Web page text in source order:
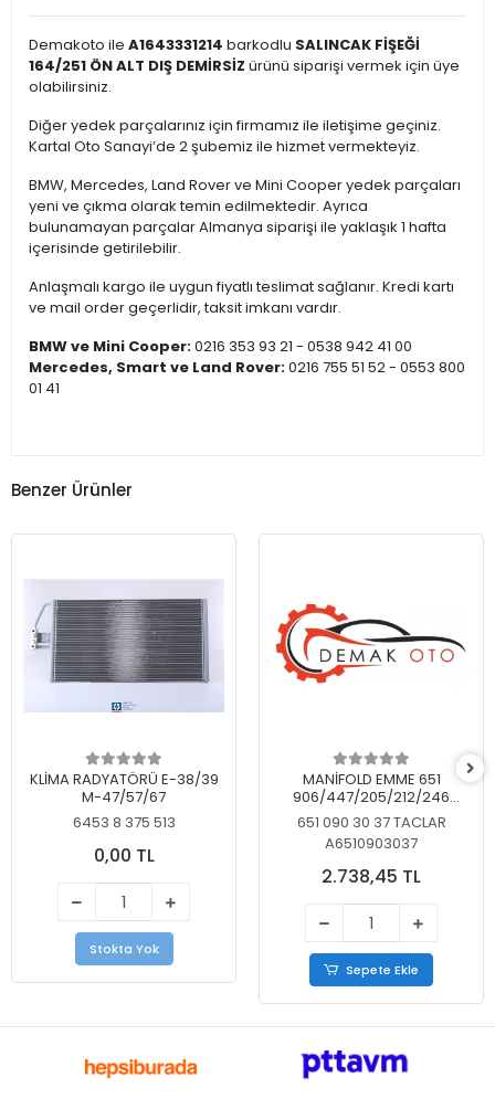
Demakoto ile A1643331214 barkodlu SALINCAK FİŞEĞİ
164/251 ÖN ALT DIŞ DEMİRSİZ ürünü siparişi vermek için üye
olabilirsiniz.
Diğer yedek parçalarınız için firmamız ile iletişime geçiniz.
Kartal Oto Sanayi’de 2 şubemiz ile hizmet vermekteyiz.
BMW, Mercedes, Land Rover ve Mini Cooper yedek parçaları
yeni ve çıkma olarak temin edilmektedir. Ayrıca
bulunamayan parçalar Almanya siparişi ile yaklaşık 1 hafta
içerisinde getirilebilir.
Anlaşmalı kargo ile uygun fiyatlı teslimat sağlanır. Kredi kartı
ve mail order geçerlidir, taksit imkanı vardır.
BMW ve Mini Cooper:0216 353 93 21 - 0538 942 41 00
Mercedes, Smart ve Land Rover:0216 755 51 52 - 0553 800
01 41
Benzer Ürünler
KLİMA RADYATÖRÜ E-38/39
M-47/57/67
6453 8 375 513
0,00 TL
Stokta Yok
MANİFOLD EMME 651
906/447/205/212/246
KELEBEKSİZ
651 090 30 37 TACLAR
A6510903037
2.738,45 TL
Sepete Ekle